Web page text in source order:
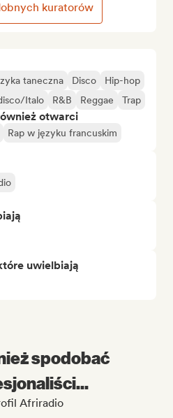
taneczna Disco
Hip-hop
Italo R&B Reggae Trap
otwarci
Rap w języku francuskim
uwielbiają
kuratorów
spodobać
Afriradio